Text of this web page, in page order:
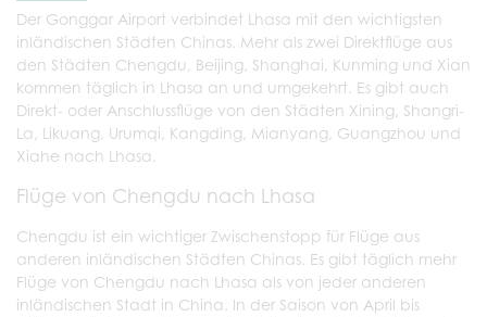
Der Gonggar Airport verbindet Lhasa mit den wichtigsten
inländischen Städten Chinas. Mehr als zwei Direktflüge aus
den Städten Chengdu, Beijing, Shanghai, Kunming und Xian
kommen täglich in Lhasa an und umgekehrt. Es gibt auch
Direkt- oder Anschlussflüge von den Städten Xining, Shangri-
La, Likuang, Urumqi, Kangding, Mianyang, Guangzhou und
Xiahe nach Lhasa.
Flüge von Chengdu nach Lhasa
Chengdu ist ein wichtiger Zwischenstopp für Flüge aus
anderen inländischen Städten Chinas. Es gibt täglich mehr
Flüge von Chengdu nach Lhasa als von jeder anderen
inländischen Stadt in China. In der Saison von April bis